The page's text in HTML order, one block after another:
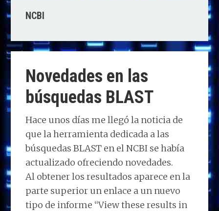
NCBI
Novedades en las
búsquedas BLAST
Hace unos días me llegó la noticia de
que la herramienta dedicada a las
búsquedas BLAST en el NCBI se había
actualizado ofreciendo novedades.
Al obtener los resultados aparece en la
parte superior un enlace a un nuevo
tipo de informe “View these results in